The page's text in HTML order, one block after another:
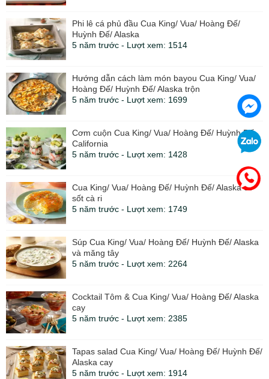
Phi lê cá phủ đầu Cua King/ Vua/ Hoàng Đế/
Huỳnh Đế/ Alaska
5 năm trước - Lượt xem: 1514
Hướng dẫn cách làm món bayou Cua King/ Vua/
Hoàng Đế/ Huỳnh Đế/ Alaska trộn
5 năm trước - Lượt xem: 1699
Cơm cuộn Cua King/ Vua/ Hoàng Đế/ Huỳnh Đế
California
5 năm trước - Lượt xem: 1428
Cua King/ Vua/ Hoàng Đế/ Huỳnh Đế/ Alaska có
sốt cà ri
5 năm trước - Lượt xem: 1749
Súp Cua King/ Vua/ Hoàng Đế/ Huỳnh Đế/ Alaska
và măng tây
5 năm trước - Lượt xem: 2264
Cocktail Tôm & Cua King/ Vua/ Hoàng Đế/ Alaska
cay
5 năm trước - Lượt xem: 2385
Tapas salad Cua King/ Vua/ Hoàng Đế/ Huỳnh Đế/
Alaska cay
5 năm trước - Lượt xem: 1914